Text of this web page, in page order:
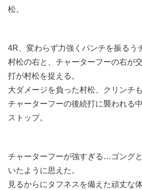
松。
4R、変わらず力強くパンチを振るう
村松の右と、チャーターフーの右が
打が村松を捉える。
大ダメージを負った村松、クリンチ
チャーターフーの後続打に襲われる
ストップ。
チャーターフーが強すぎる…ゴング
いたように思えた。
見るからにタフネスを備えた頑丈な